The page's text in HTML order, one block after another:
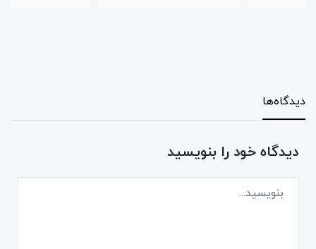
دیدگاه‌ها
دیدگاه خود را بنویسید